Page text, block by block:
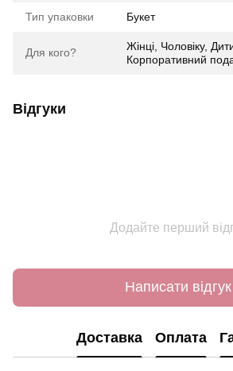
Тип упаковки Букет
Для кого?
Жінці, Чоловіку,
Корпоративний
Відгуки
Додайте перший
Написати відгук
Доставка Оплата